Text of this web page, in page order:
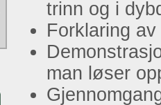
trinn og i
Forklaring
man løser